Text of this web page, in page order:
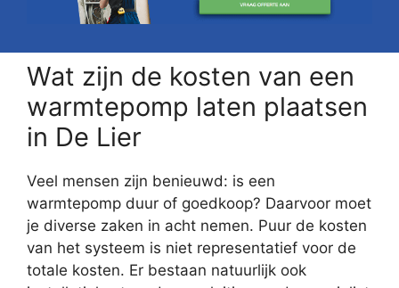
Wat zijn de kosten van een
warmtepomp laten plaatsen
in De Lier
Veel mensen zijn benieuwd: is een
warmtepomp duur of goedkoop? Daarvoor moet
je diverse zaken in acht nemen. Puur de kosten
van het systeem is niet representatief voor de
totale kosten. Er bestaan natuurlijk ook